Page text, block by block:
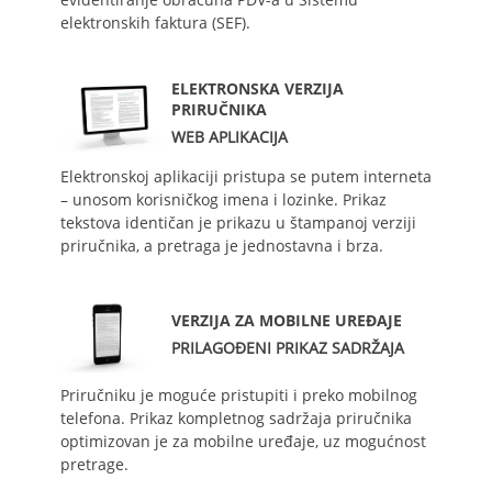
elektronskih faktura (SEF).
ELEKTRONSKA VERZIJA
PRIRUČNIKA
WEB APLIKACIJA
Elektronskoj aplikaciji pristupa se putem interneta
– unosom korisničkog imena i lozinke. Prikaz
tekstova identičan je prikazu u štampanoj verziji
priručnika, a pretraga je jednostavna i brza.
VERZIJA ZA MOBILNE UREĐAJE
PRILAGOĐENI PRIKAZ SADRŽAJA
Priručniku je moguće pristupiti i preko mobilnog
telefona. Prikaz kompletnog sadržaja priručnika
optimizovan je za mobilne uređaje, uz mogućnost
pretrage.